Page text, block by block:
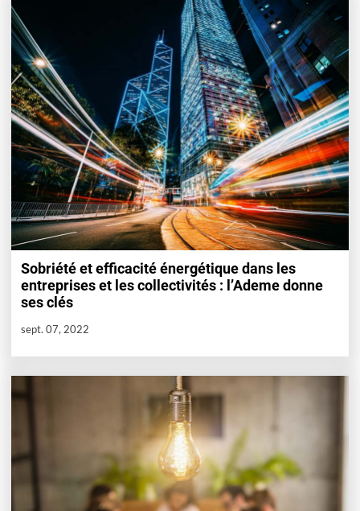
Sobriété et efficacité énergétique dans les
entreprises et les collectivités : l’Ademe donne
ses clés
sept. 07, 2022